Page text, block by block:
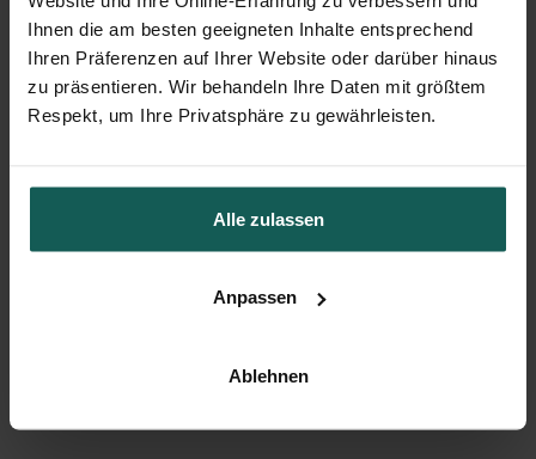
Ihnen die am besten geeigneten Inhalte entsprechend
Ihren Präferenzen auf Ihrer Website oder darüber hinaus
zu präsentieren. Wir behandeln Ihre Daten mit größtem
Respekt, um Ihre Privatsphäre zu gewährleisten.
Alle zulassen
Anpassen
Ablehnen